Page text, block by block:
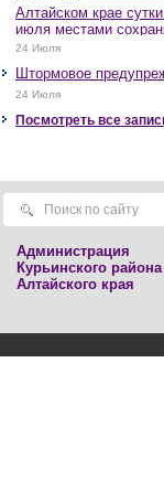
Алтайском крае
июля местами
дожди, грозы, при
крупный град,
ветра до 17-22 м/с,
25 м/с и более.
24 Июля
Штормовое
24 Июля
Посмотреть все
Администрация
Курьинского района
Алтайского края